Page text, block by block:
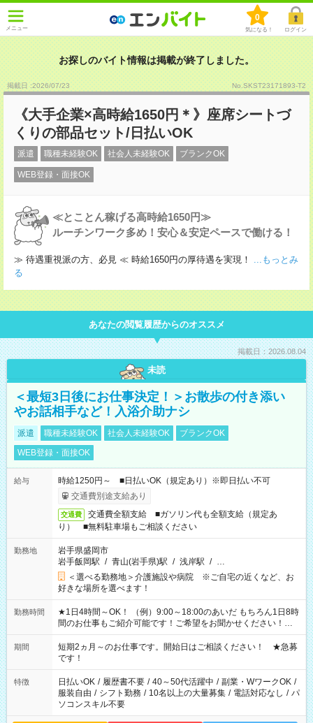
メニュー
0
気になる！ ログイン
お探しのバイト情報は掲載が終了しました。
掲載日 :2026/07/23 No.SKST23171893-T2
《大手企業×高時給1650円＊》座席シートづ
くりの部品セット/日払いOK
派遣 職種未経験OK 社会人未経験OK ブランクOK
WEB登録・面接OK
≪とことん稼げる高時給1650円≫
ルーチンワーク多め！安心＆安定ペースで働ける！
≫ 待遇重視派の方、必見 ≪ 時給1650円の厚待遇を実現！
...もっとみ
る
あなたの閲覧履歴からのオススメ
掲載日：2026.08.04
未読
＜最短3日後にお仕事決定！＞お散歩の付き添い
やお話相手など！入浴介助ナシ
派遣 職種未経験OK 社会人未経験OK
ブランクOK
WEB登録・面接OK
給与
時給1250円～ ■日払いOK（規定あり）※即日払い不可
交通費別途支給あり
交通費
交通費全額支給 ■ガソリン代も全額支給（規定あ
り） ■無料駐車場もご相談ください
勤務地
岩手県盛岡市
岩手飯岡駅 / 青山(岩手県)駅 / 浅岸駅 / …
＜選べる勤務地＞介護施設や病院 ※ご自宅の近くなど、お
好きな場所を選べます！
勤務時間
★1日4時間～OK！ （例）9:00～18:00のあいだ もちろん1日8時
間のお仕事もご紹介可能です！ご希望をお聞かせください！★
家庭の都合でお休みが必要な場合も遠慮なくご相談ください。
※週最低15時間以上の勤務が必要です
期間
短期2ヵ月～のお仕事です。開始日はご相談ください！ ★急募
です！
特徴 日払いOK / 履歴書不要 / 40～50代活躍中 / 副業・WワークOK /
服装自由 / シフト勤務 / 10名以上の大量募集 / 電話対応なし / パ
ソコンスキル不要